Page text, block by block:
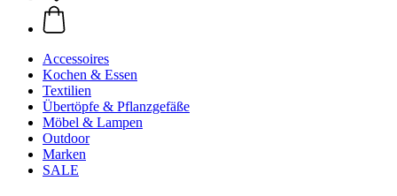
Accessoires
Kochen & Essen
Textilien
Übertöpfe & Pflanzgefäße
Möbel & Lampen
Outdoor
Marken
SALE